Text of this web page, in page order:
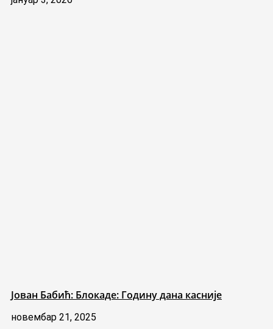
Јован Бабић: Блокаде: Годину дана касније
новембар 21, 2025